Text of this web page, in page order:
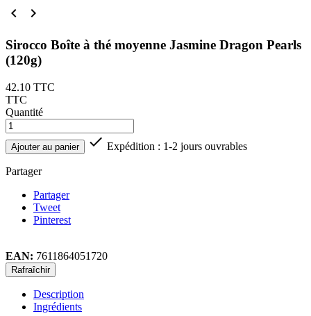


Sirocco Boîte à thé moyenne Jasmine Dragon Pearls
(120g)
42.10 TTC
TTC
Quantité
Ajouter au panier  Expédition : 1-2 jours ouvrables
Partager
Partager
Tweet
Pinterest
EAN: 7611864051720
Description
Ingrédients